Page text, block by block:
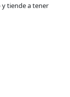
y tiende atener